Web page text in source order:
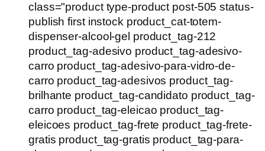
class="product type-product post-505 status-
publish first instock product_cat-totem-
dispenser-alcool-gel product_tag-212
product_tag-adesivo product_tag-adesivo-
carro product_tag-adesivo-para-vidro-de-
carro product_tag-adesivos product_tag-
brilhante product_tag-candidato product_tag-
carro product_tag-eleicao product_tag-
eleicoes product_tag-frete product_tag-frete-
gratis product_tag-gratis product_tag-para-